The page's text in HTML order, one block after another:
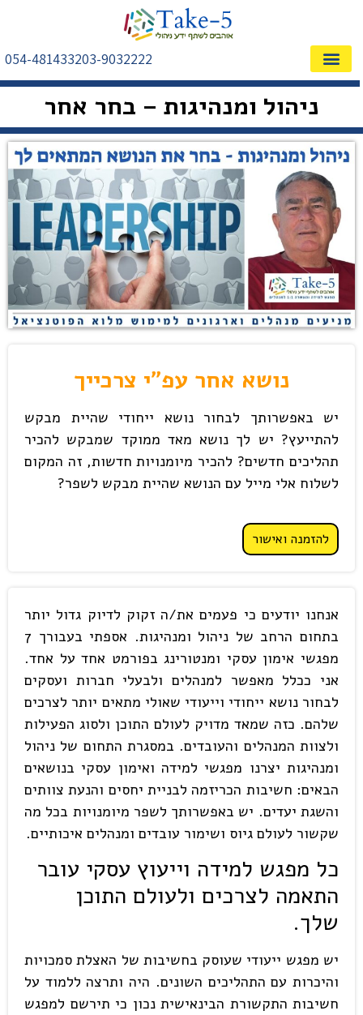
03-9032222
054-4814332
ניהול ומנהיגות – בחר אחר
נושא אחר עפ"י צרכייך
יש באפשרותך לבחור נושא ייחודי שהיית מבקש
להתייעץ? יש לך נושא מאד ממוקד שמבקש להכיר
תהליכים חדשים? להכיר מיומנויות חדשות, זה המקום
לשלוח אלי מייל עם הנושא שהיית מבקש לשפר?
להזמנה ואישור
אנחנו יודעים כי פעמים את/ה זקוק לדיוק גדול יותר
בתחום הרחב של ניהול ומנהיגות. אספתי בעבורך 7
מפגשי אימון עסקי ומנטורינג בפורמט אחד על אחד.
אני ככלל מאפשר למנהלים ולבעלי חברות ועסקים
לבחור נושא ייחודי וייעודי שאולי מתאים יותר לצרכים
שלהם. כזה שמאד מדויק לעולם התוכן ולסוג הפעילות
ולצוות המנהלים והעובדים. במסגרת התחום של ניהול
ומנהיגות יצרנו מפגשי למידה ואימון עסקי בנושאים
הבאים: חשיבות הכריזמה לבניית יחסים והנעת צוותים
והשגת יעדים. יש באפשרותך לשפר מיומנויות בכל מה
שקשור לעולם גיוס ושימור עובדים ומנהלים איכותיים.
כל מפגש למידה וייעוץ עסקי עובר
התאמה לצרכים ולעולם התוכן
שלך.
יש מפגש ייעודי שעוסק בחשיבות של האצלת סמכויות
והיכרות עם התהליכים השונים. היה ותרצה ללמוד על
חשיבות התקשורת הבינאישית נכון כי תירשם למפגש